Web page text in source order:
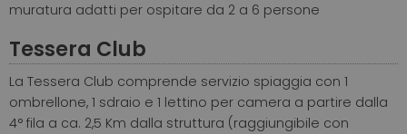
muratura adatti per ospitare da 2 a 6 persone
Tessera Club
La Tessera Club comprende servizio spiaggia con 1
ombrellone, 1 sdraio e 1 lettino per camera a partire dalla
4° fila a ca. 2,5 Km dalla struttura (raggiungibile con